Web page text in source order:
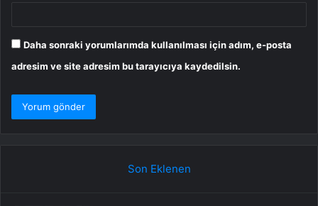
Daha sonraki yorumlarımda kullanılması için adım, e-posta
adresim ve site adresim bu tarayıcıya kaydedilsin.
Son Eklenen